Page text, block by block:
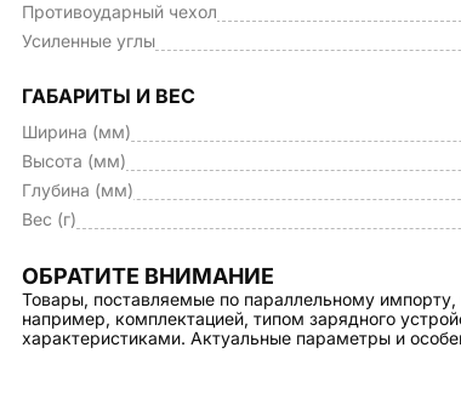
Противоударный чехол
Усиленные углы
ГАБАРИТЫ И ВЕС
Ширина (мм)
Высота (мм)
Глубина (мм)
Вес (г)
ОБРАТИТЕ ВНИМАНИЕ
Товары, поставляемые по параллельному импорту,
например, комплектацией, типом зарядного
характеристиками. Актуальные параметры и